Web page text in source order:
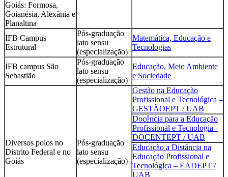
Goiás: Formosa,
Goianésia, Alexânia e
Planaltina
IFB Campus
Estrutural
Pós-graduação
lato sensu
(especialização)
Matemática, Educação e
Tecnologias
IFB campus São
Sebastião
Pós-graduação
lato sensu
(especialização)
Educação, Meio Ambiente
e Sociedade
Diversos polos no
Distrito Federal e no
Goiás
Pós-graduação
lato sensu
(especialização)
Gestão na Educação
Profissional e Tecnológica –
GESTÃOEPT / UAB
Docência para a Educação
Profissional e Tecnologia -
DOCENTEPT / UAB
Educação a Distância na
Educação Profissional e
Tecnológica – EADEPT /
UAB